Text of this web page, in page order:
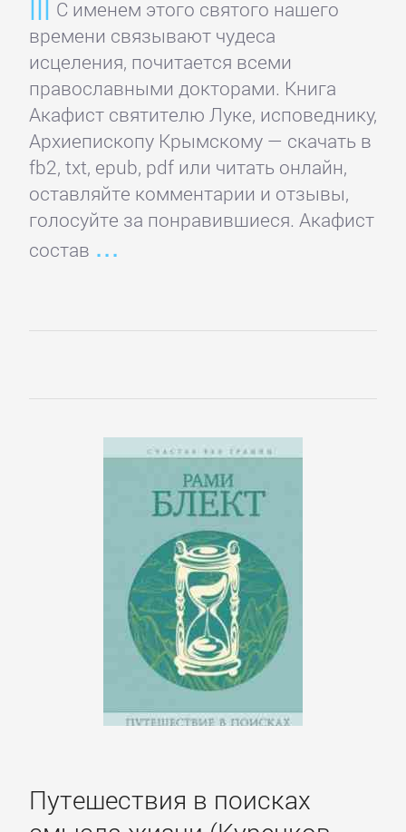
С именем этого святого нашего
времени связывают чудеса
исцеления, почитается всеми
православными докторами. Книга
Акафист святителю Луке, исповеднику,
Архиепископу Крымскому — скачать в
fb2, txt, epub, pdf или читать онлайн,
оставляйте комментарии и отзывы,
голосуйте за понравившиеся. Акафист
состав
Путешествия в поисках
Зарубежные
детские
книги
Книги
для
детей:
прочее
литература
ДОМАШНИЙ
Семья: